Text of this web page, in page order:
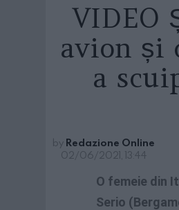
VIDEO
avion și
a
by Redazione Online
02/06/2021, 13:44
O femeie din
Serio